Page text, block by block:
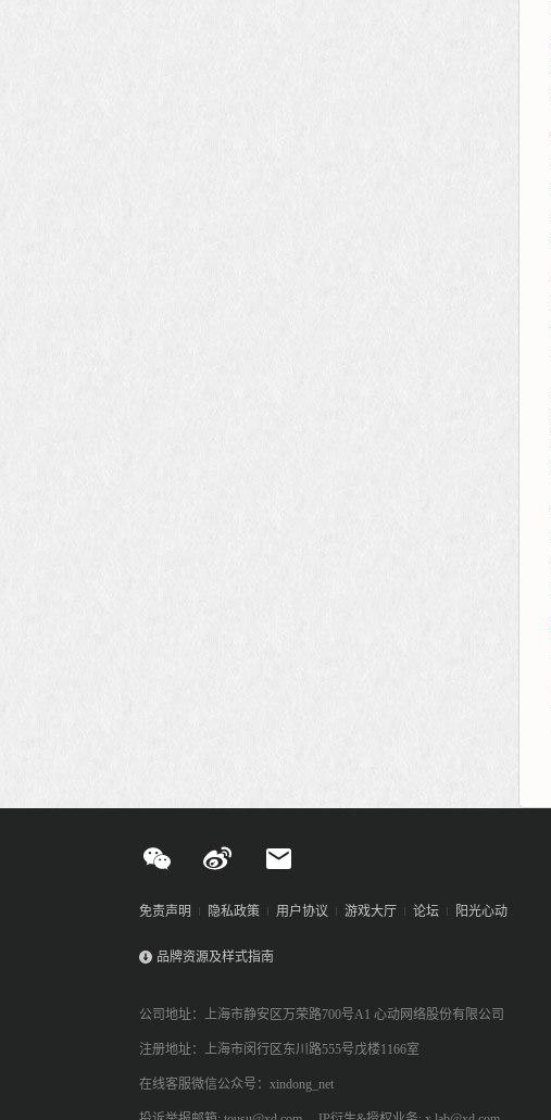
免责声明 隐私政策 用户协议 游戏大厅 论坛 阳光心动
品牌资源及样式指南
公司地址：上海市静安区万荣路700号A1 心动网络股份有限公司
注册地址：上海市闵行区东川路555号戊楼1166室
在线客服微信公众号：xindong_net